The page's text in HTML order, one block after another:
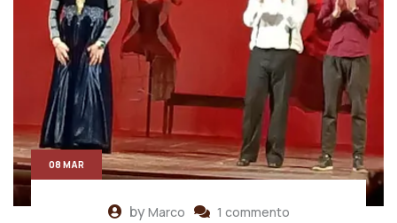
byMarco 1 commento
08 MAR